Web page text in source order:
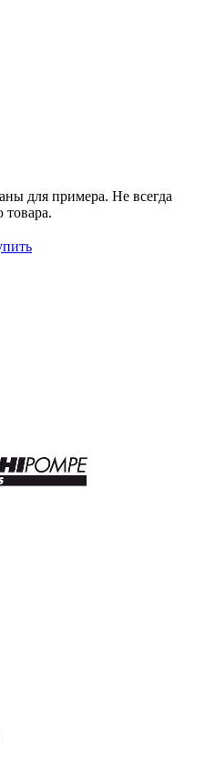
для примера. Не всегда
товара.